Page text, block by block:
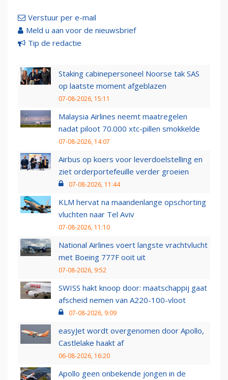
Verstuur per e-mail
Meld u aan voor de nieuwsbrief
Tip de redactie
Staking cabinepersoneel Noorse tak SAS
op laatste moment afgeblazen
07-08-2026, 15:11
Malaysia Airlines neemt maatregelen
nadat piloot 70.000 xtc-pillen smokkelde
07-08-2026, 14:07
Airbus op koers voor leverdoelstelling en
ziet orderportefeuille verder groeien
07-08-2026, 11:44
KLM hervat na maandenlange opschorting
vluchten naar Tel Aviv
07-08-2026, 11:10
National Airlines voert langste vrachtvlucht
met Boeing 777F ooit uit
07-08-2026, 9:52
SWISS hakt knoop door: maatschappij gaat
afscheid nemen van A220-100-vloot
07-08-2026, 9:09
easyJet wordt overgenomen door Apollo,
Castlelake haakt af
06-08-2026, 16:20
Apollo geen onbekende jongen in de